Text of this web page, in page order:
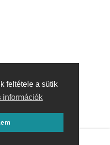
feltétele a sütik
információk